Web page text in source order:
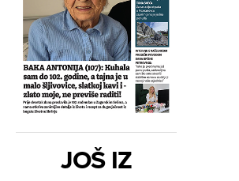
JOŠ IZ